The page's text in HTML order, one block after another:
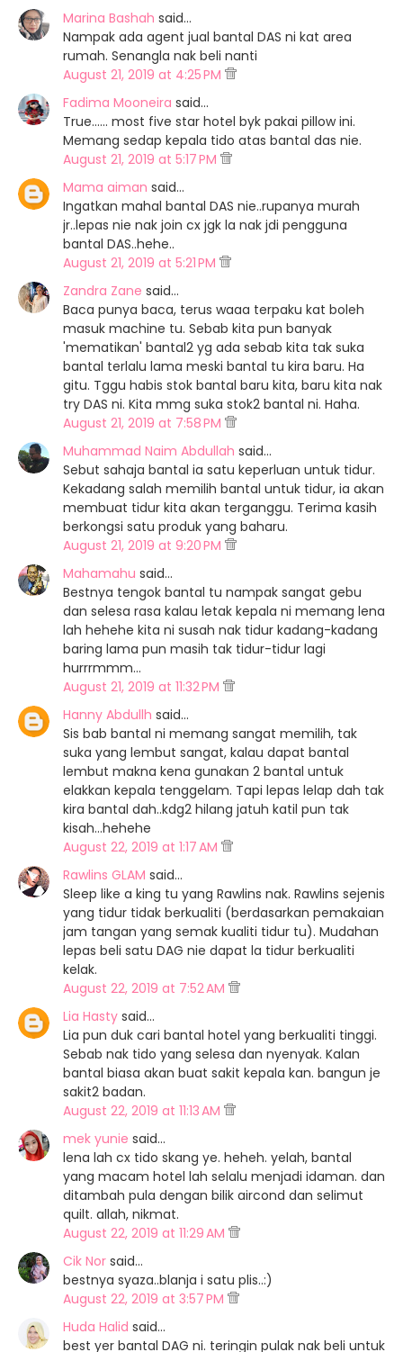
Marina Bashah said…
Nampak ada agent jual bantal DAS ni kat area
rumah. Senangla nak beli nanti
August 21, 2019 at 4:25 PM
Fadima Mooneira said…
True...... most five star hotel byk pakai pillow ini.
Memang sedap kepala tido atas bantal das nie.
August 21, 2019 at 5:17 PM
Mama aiman said…
Ingatkan mahal bantal DAS nie..rupanya murah
jr..lepas nie nak join cx jgk la nak jdi pengguna
bantal DAS..hehe..
August 21, 2019 at 5:21 PM
Zandra Zane said…
Baca punya baca, terus waaa terpaku kat boleh
masuk machine tu. Sebab kita pun banyak
'mematikan' bantal2 yg ada sebab kita tak suka
bantal terlalu lama meski bantal tu kira baru. Ha
gitu. Tggu habis stok bantal baru kita, baru kita nak
try DAS ni. Kita mmg suka stok2 bantal ni. Haha.
August 21, 2019 at 7:58 PM
Muhammad Naim Abdullah said…
Sebut sahaja bantal ia satu keperluan untuk tidur.
Kekadang salah memilih bantal untuk tidur, ia akan
membuat tidur kita akan terganggu. Terima kasih
berkongsi satu produk yang baharu.
August 21, 2019 at 9:20 PM
Mahamahu said…
Bestnya tengok bantal tu nampak sangat gebu
dan selesa rasa kalau letak kepala ni memang lena
lah hehehe kita ni susah nak tidur kadang-kadang
baring lama pun masih tak tidur-tidur lagi
hurrrmmm...
August 21, 2019 at 11:32 PM
Hanny Abdullh said…
Sis bab bantal ni memang sangat memilih, tak
suka yang lembut sangat, kalau dapat bantal
lembut makna kena gunakan 2 bantal untuk
elakkan kepala tenggelam. Tapi lepas lelap dah tak
kira bantal dah..kdg2 hilang jatuh katil pun tak
kisah...hehehe
August 22, 2019 at 1:17 AM
Rawlins GLAM said…
Sleep like a king tu yang Rawlins nak. Rawlins sejenis
yang tidur tidak berkualiti (berdasarkan pemakaian
jam tangan yang semak kualiti tidur tu). Mudahan
lepas beli satu DAG nie dapat la tidur berkualiti
kelak.
August 22, 2019 at 7:52 AM
Lia Hasty said…
Lia pun duk cari bantal hotel yang berkualiti tinggi.
Sebab nak tido yang selesa dan nyenyak. Kalan
bantal biasa akan buat sakit kepala kan. bangun je
sakit2 badan.
August 22, 2019 at 11:13 AM
mek yunie said…
lena lah cx tido skang ye. heheh. yelah, bantal
yang macam hotel lah selalu menjadi idaman. dan
ditambah pula dengan bilik aircond dan selimut
quilt. allah, nikmat.
August 22, 2019 at 11:29 AM
Cik Nor said…
bestnya syaza..blanja i satu plis..:)
August 22, 2019 at 3:57 PM
Huda Halid said…
best yer bantal DAG ni. teringin pulak nak beli untuk